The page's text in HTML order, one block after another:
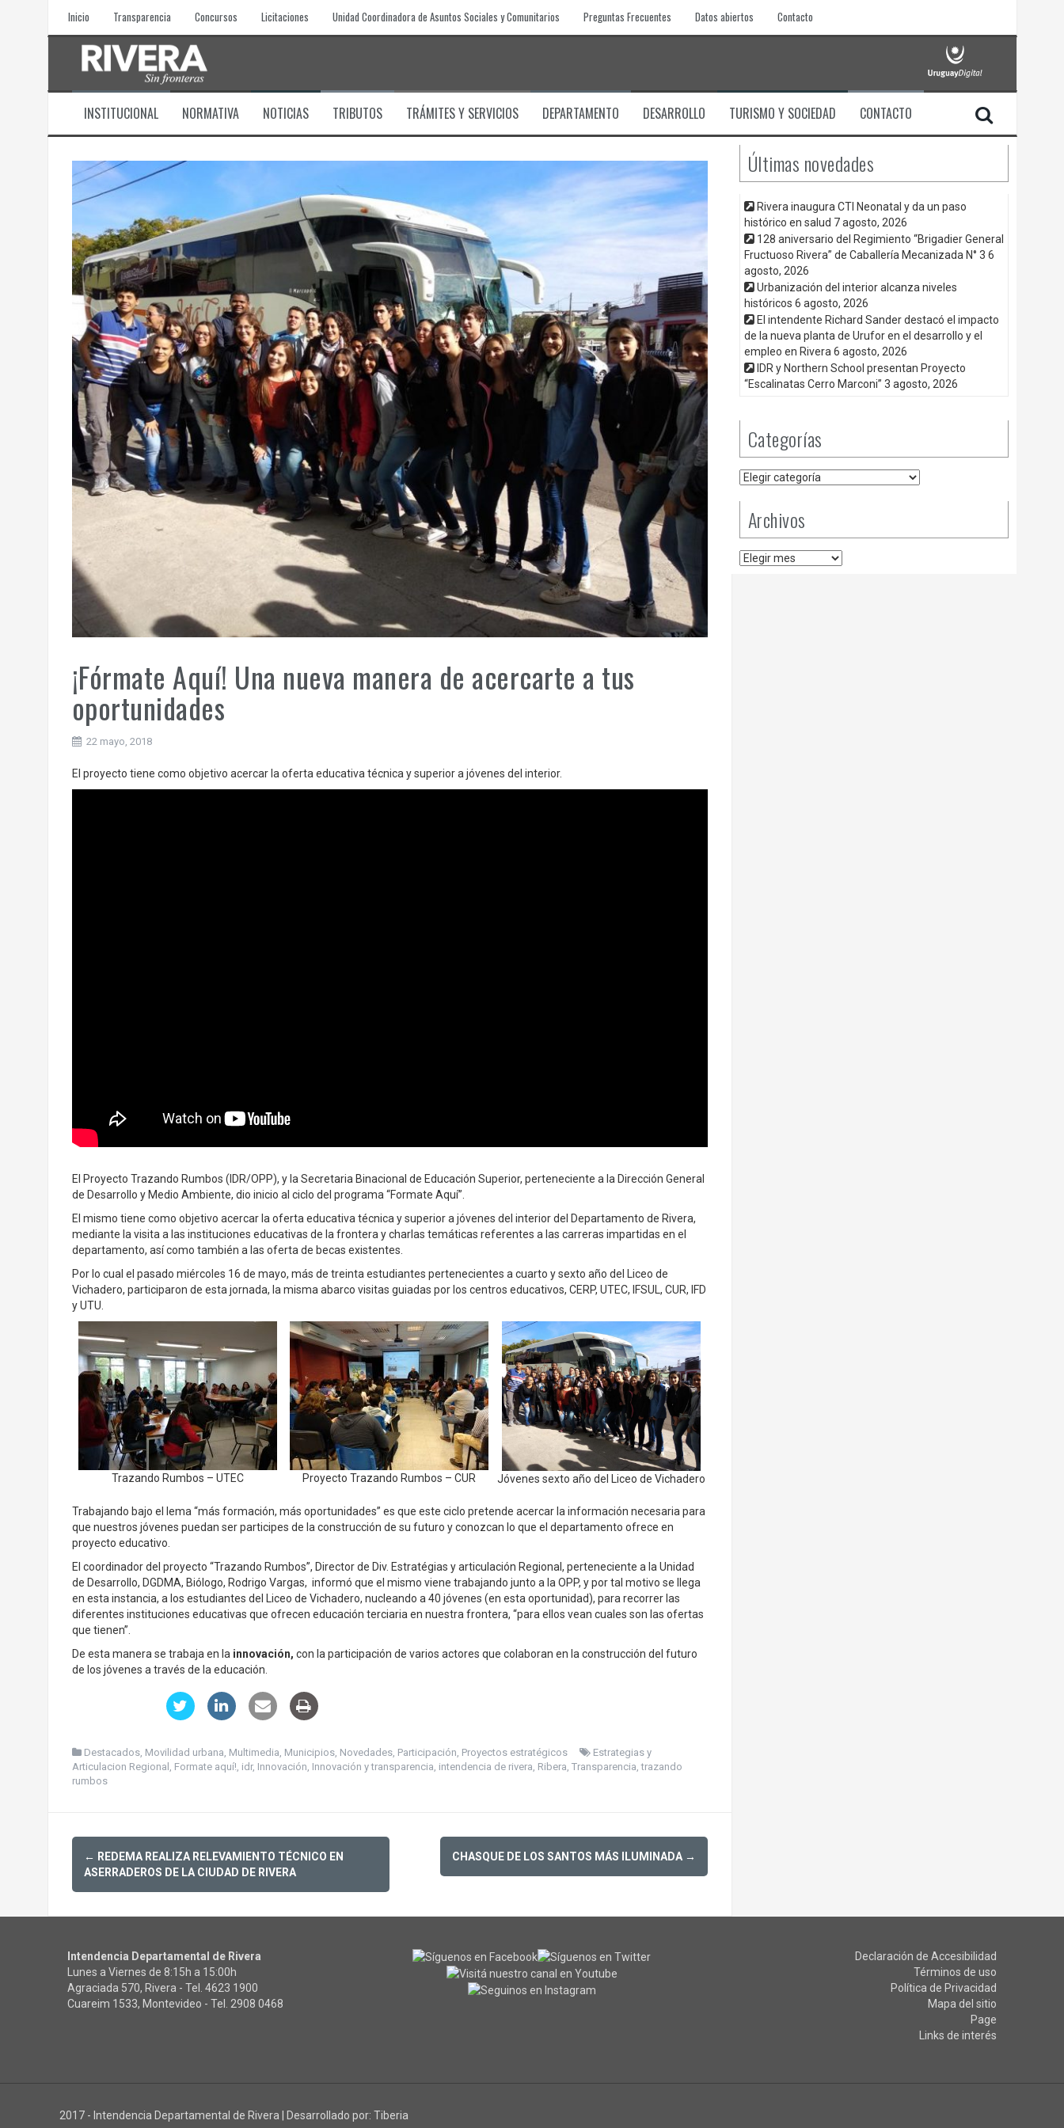
Inicio Transparencia Concursos Licitaciones Unidad Coordinadora de Asuntos Sociales y Comunitarios Preguntas Frecuentes Datos abiertos Contacto
INSTITUCIONAL NORMATIVA NOTICIAS TRIBUTOS TRÁMITES Y SERVICIOS DEPARTAMENTO DESARROLLO TURISMO Y SOCIEDAD CONTACTO
¡Fórmate Aquí! Una nueva manera de acercarte a tus
oportunidades
22 mayo, 2018
El proyecto tiene como objetivo acercar la oferta educativa técnica y superior a jóvenes del interior.
El Proyecto Trazando Rumbos (IDR/OPP), y la Secretaria Binacional de Educación Superior, perteneciente a la Dirección General
de Desarrollo y Medio Ambiente, dio inicio al ciclo del programa “Formate Aquí”.
El mismo tiene como objetivo acercar la oferta educativa técnica y superior a jóvenes del interior del Departamento de Rivera,
mediante la visita a las instituciones educativas de la frontera y charlas temáticas referentes a las carreras impartidas en el
departamento, así como también a las oferta de becas existentes.
Por lo cual el pasado miércoles 16 de mayo, más de treinta estudiantes pertenecientes a cuarto y sexto año del Liceo de
Vichadero, participaron de esta jornada, la misma abarco visitas guiadas por los centros educativos, CERP, UTEC, IFSUL, CUR, IFD
y UTU.
Trazando Rumbos – UTEC Proyecto Trazando Rumbos – CUR Jóvenes sexto año del Liceo de Vichadero
Trabajando bajo el lema “más formación, más oportunidades” es que este ciclo pretende acercar la información necesaria para
que nuestros jóvenes puedan ser participes de la construcción de su futuro y conozcan lo que el departamento ofrece en
proyecto educativo.
El coordinador del proyecto “Trazando Rumbos”, Director de Div. Estratégias y articulación Regional, perteneciente a la Unidad
de Desarrollo, DGDMA, Biólogo, Rodrigo Vargas, informó que el mismo viene trabajando junto a la OPP, y por tal motivo se llega
en esta instancia, a los estudiantes del Liceo de Vichadero, nucleando a 40 jóvenes (en esta oportunidad), para recorrer las
diferentes instituciones educativas que ofrecen educación terciaria en nuestra frontera, “para ellos vean cuales son las ofertas
que tienen”.
De esta manera se trabaja en la innovación, con la participación de varios actores que colaboran en la construcción del futuro
de los jóvenes a través de la educación.
Destacados, Movilidad urbana Multimedia Municipios, Novedades, Participación Proyectos estratégicos
Estrategias y
Articulacion Regional Formate aquí! idr, Innovación Innovación y transparencia intendencia de rivera Ribera Transparencia ,trazando
rumbos
Post
navigation
← REDEMA REALIZA RELEVAMIENTO TÉCNICO EN
ASERRADEROS DE LA CIUDAD DE RIVERA
CHASQUE DE LOS SANTOS MÁS ILUMINADA →
Últimas novedades
Rivera inaugura CTI Neonatal y da un paso
histórico en salud 7 agosto, 2026
128 aniversario del Regimiento “Brigadier General
Fructuoso Rivera” de Caballería Mecanizada N° 3 6
agosto, 2026
Urbanización del interior alcanza niveles
históricos 6 agosto, 2026
El intendente Richard Sander destacó el impacto
de la nueva planta de Urufor en el desarrollo y el
empleo en Rivera 6 agosto, 2026
IDR y Northern School presentan Proyecto
“Escalinatas Cerro Marconi” 3 agosto, 2026
Categorías
Categorías
Archivos
Archivos
Intendencia Departamental de Rivera
Lunes a Viernes de 8:15h a 15:00h
Agraciada 570, Rivera - Tel. 4623 1900
Cuareim 1533, Montevideo - Tel. 2908 0468
Declaración de Accesibilidad
Términos de uso
Política de Privacidad
Mapa del sitio
Page
Links de interés
2017 - Intendencia Departamental de Rivera | Desarrollado por: Tiberia